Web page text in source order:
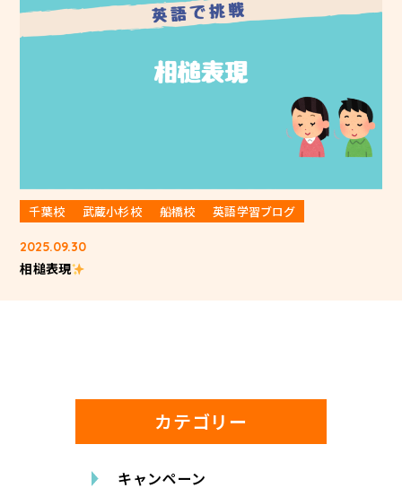
千葉校 武蔵小杉校 船橋校 英語学習ブログ
2025.09.30
相槌表現
カテゴリー
キャンペーン